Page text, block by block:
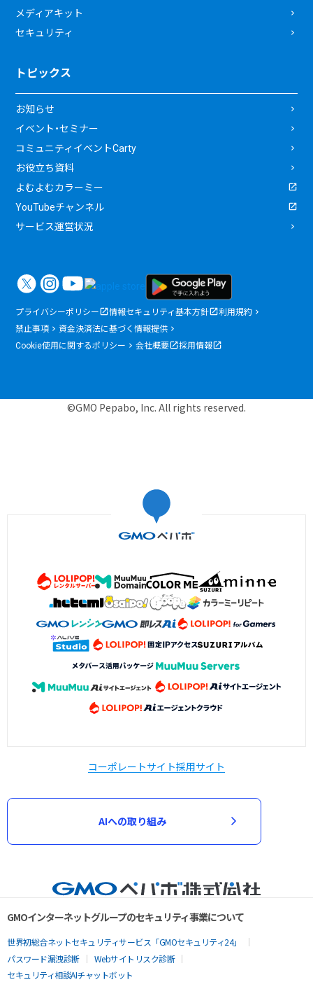
メディアキット
セキュリティ
トピックス
お知らせ
イベント・セミナー
コミュニティイベントCarty
お役立ち資料
よむよむカラーミー
YouTubeチャンネル
サービス運営状況
プライバシーポリシー 情報セキュリティ基本方針
利用規約
禁止事項
資金決済法に基づく情報提供
Cookie使用に関するポリシー
会社概要 採用情報
©GMO Pepabo, Inc. All rights reserved.
コーポレートサイト採用サイト
AIへの取り組み
GMOインターネットグループのセキュリティ事業について
世界初総合ネットセキュリティサービス「GMOセキュリティ24」
パスワード漏洩診断
Webサイトリスク診断
セキュリティ相談AIチャットボット